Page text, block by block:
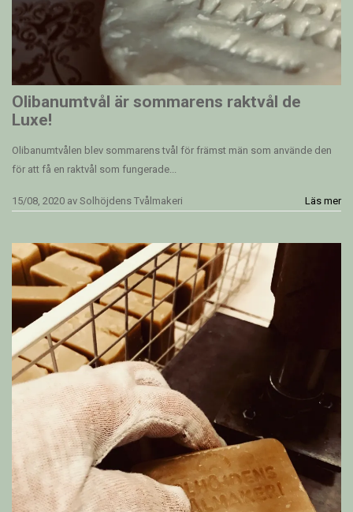
Olibanumtvål är sommarens raktvål de
Luxe!
Olibanumtvålen blev sommarens tvål för främst män som använde den
för att få en raktvål som fungerade...
15/08, 2020 av Solhöjdens Tvålmakeri Läs mer